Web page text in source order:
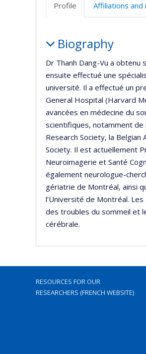
Profile Affiliations
Biography
Dr Thanh Dang-Vu a obtenu
ensuite effectué une
université. Il a effectué un
General Hospital (Harvard
avancées en médecine du
scientifiques, notamment de
Research Society, la
Society. Il est actuellement
Neuroimagerie et Santé
également neurologue-
gériatrie de Montréal, ainsi
l’Université de Montréal.
des troubles du sommeil et
cérébrale.
RESOURCES FOR OUR
RESEARCHERS (FRENCH WEBSITE)